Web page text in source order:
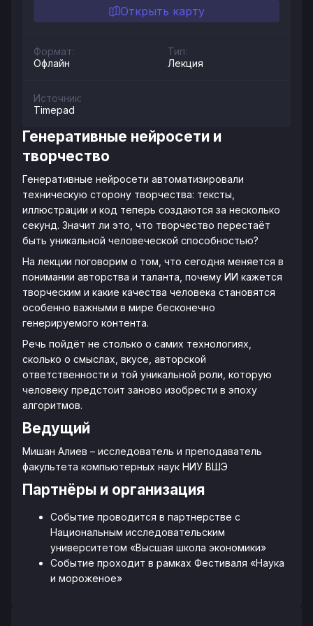
Открыть карту
Формат:
Офлайн
Тип:
Лекция
Источник:
Timepad
Генеративные нейросети и
творчество
Генеративные нейросети автоматизировали
техническую сторону творчества: тексты,
иллюстрации и код теперь создаются за несколько
секунд. Значит ли это, что творчество перестаёт
быть уникальной человеческой способностью?
На лекции поговорим о том, что сегодня меняется в
понимании авторства и таланта, почему ИИ кажется
творческим и какие качества человека становятся
особенно важными в мире бесконечно
генерируемого контента.
Речь пойдёт не столько о самих технологиях,
сколько о смыслах, вкусе, авторской
ответственности и той уникальной роли, которую
человеку предстоит заново изобрести в эпоху
алгоритмов.
Ведущий
Мишан Алиев – исследователь и преподаватель
факультета компьютерных наук НИУ ВШЭ
Партнёры и организация
Событие проводится в партнерстве с
Национальным исследовательским
университетом «Высшая школа экономики»
Событие проходит в рамках Фестиваля «Наука
и мороженое»